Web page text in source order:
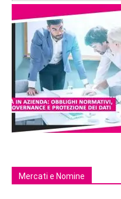
Mercati e Nomine